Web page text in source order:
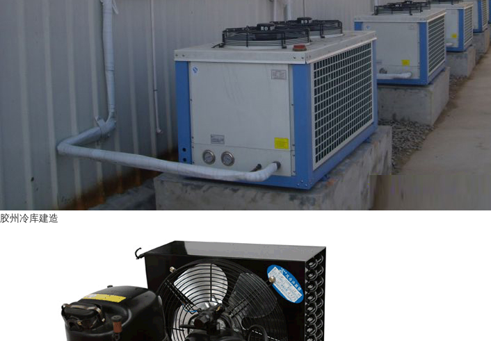
胶州冷库建造